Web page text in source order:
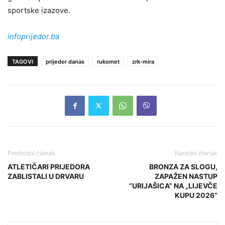
sportske izazove.
infoprijedor.ba
TAGOVI prijedor danas rukomet zrk-mira
Prethodni članak
ATLETIČARI PRIJEDORA
ZABLISTALI U DRVARU
Naredni članak
BRONZA ZA SLOGU,
ZAPAŽEN NASTUP
“URIJAŠICA” NA „LIJEVČE
KUPU 2026“